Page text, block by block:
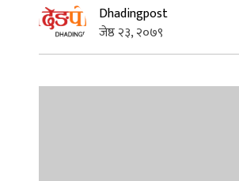
Dhadingpost
जेष्ठ २३, २०७९